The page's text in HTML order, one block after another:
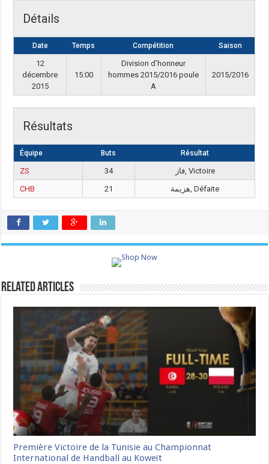
Détails
Date Temps Compétition Saison
12
décembre
2015
15:00
Division d’honneur
hommes 2015/2016 poule
A
2015/2016
Résultats
Équipe Buts Résultat
ZS 34
فاز, Victoire
CHB
21 هزيمة, Défaite
Related Articles
Première Victoire de la Tunisie au Championnat
International de Handball au Koweït